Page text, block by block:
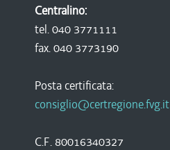
Centralino:
tel. 040 3771111
fax. 040 3773190
Posta certificata:
consiglio@certregione.fvg.it
C.F. 80016340327